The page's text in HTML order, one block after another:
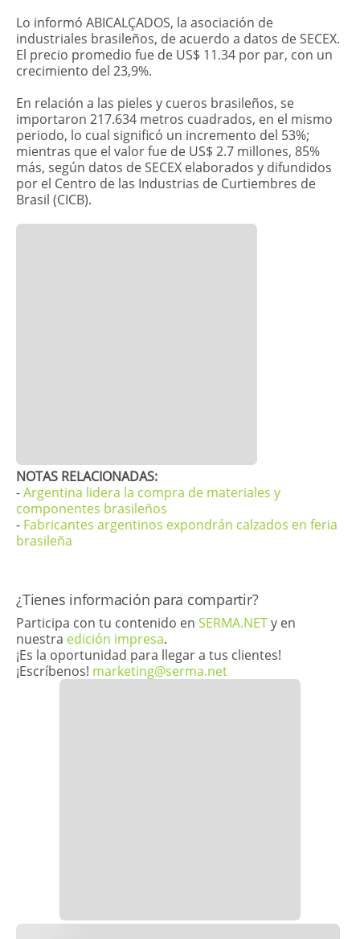
Lo informó ABICALÇADOS, la asociación de
industriales brasileños, de acuerdo a datos de SECEX.
El precio promedio fue de US$ 11.34 por par, con un
crecimiento del 23,9%.
En relación a las pieles y cueros brasileños, se
importaron 217.634 metros cuadrados, en el mismo
periodo, lo cual significó un incremento del 53%;
mientras que el valor fue de US$ 2.7 millones, 85%
más, según datos de SECEX elaborados y difundidos
por el Centro de las Industrias de Curtiembres de
Brasil (CICB).
NOTAS RELACIONADAS:
-Argentina lidera la compra de materiales y
componentes brasileños
- Fabricantes argentinos expondrán calzados en feria
brasileña
​¿Tienes información para compartir?
Participa con tu contenido en SERMA.NETy en
nuestra edición impresa.
¡Es la oportunidad para llegar a tus clientes!
¡Escríbenos! marketing@serma.net